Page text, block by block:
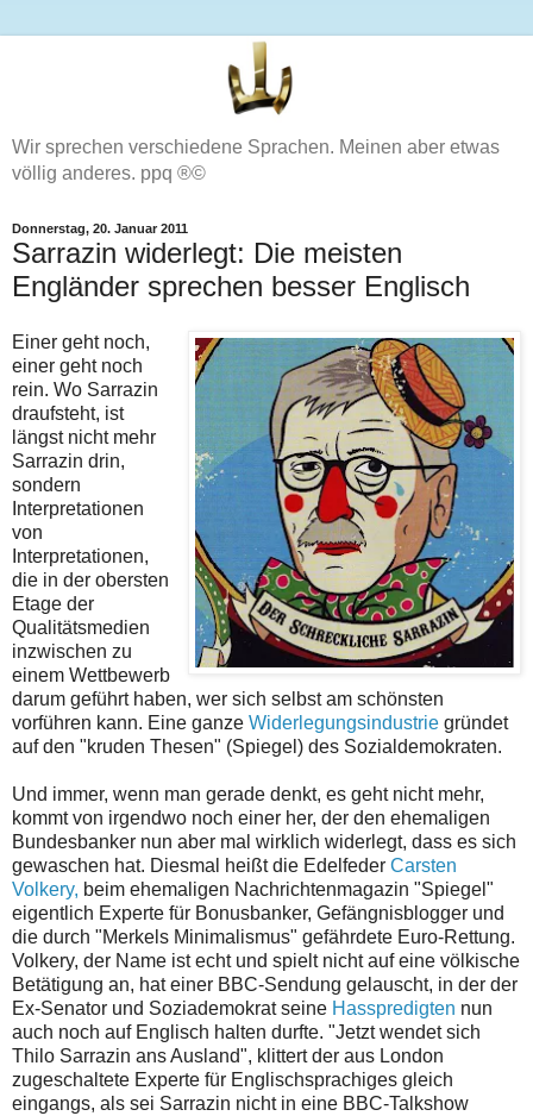
Wir sprechen verschiedene Sprachen. Meinen aber etwas
völlig anderes. ppq ®©
Donnerstag, 20. Januar 2011
Sarrazin widerlegt: Die meisten
Engländer sprechen besser Englisch
Einer geht noch,
einer geht noch
rein. Wo Sarrazin
draufsteht, ist
längst nicht mehr
Sarrazin drin,
sondern
Interpretationen
von
Interpretationen,
die in der obersten
Etage der
Qualitätsmedien
inzwischen zu
einem Wettbewerb
darum geführt haben, wer sich selbst am schönsten
vorführen kann. Eine ganze Widerlegungsindustrie gründet
auf den "kruden Thesen" (Spiegel) des Sozialdemokraten.
Und immer, wenn man gerade denkt, es geht nicht mehr,
kommt von irgendwo noch einer her, der den ehemaligen
Bundesbanker nun aber mal wirklich widerlegt, dass es sich
gewaschen hat. Diesmal heißt die Edelfeder Carsten
Volkery, beim ehemaligen Nachrichtenmagazin "Spiegel"
eigentlich Experte für Bonusbanker, Gefängnisblogger und
die durch "Merkels Minimalismus" gefährdete Euro-Rettung.
Volkery, der Name ist echt und spielt nicht auf eine völkische
Betätigung an, hat einer BBC-Sendung gelauscht, in der der
Ex-Senator und Soziademokrat seine Hasspredigten nun
auch noch auf Englisch halten durfte. "Jetzt wendet sich
Thilo Sarrazin ans Ausland", klittert der aus London
zugeschaltete Experte für Englischsprachiges gleich
eingangs, als sei Sarrazin nicht in eine BBC-Talkshow